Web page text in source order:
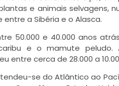
e animais selvagens,
a Sibéria e o Alasca.
50.000 e 40.000 anos
e o mamute peludo.
entre cerca de 28.000 a
se do Atlântico ao